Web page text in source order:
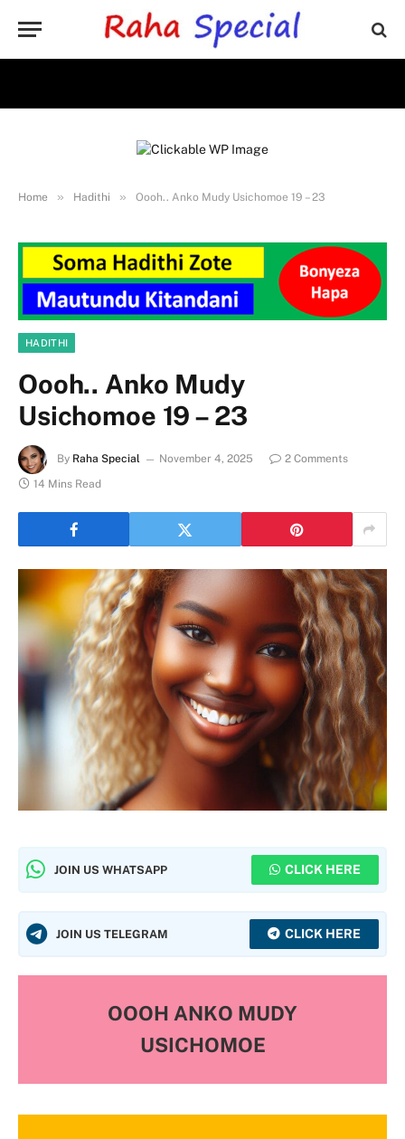
Home » Hadithi » Oooh.. Anko Mudy Usichomoe 19 – 23
HADITHI
Oooh.. Anko Mudy
Usichomoe 19 – 23
By Raha Special November 4, 2025
2 Comments
14 Mins Read
JOIN US WHATSAPP CLICK HERE
JOIN US TELEGRAM CLICK HERE
OOOH ANKO MUDY
USICHOMOE